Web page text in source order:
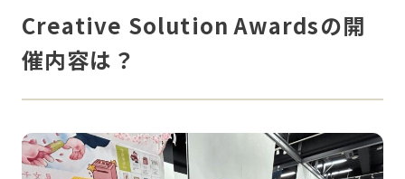
Creative Solution Awardsの開
催内容は？